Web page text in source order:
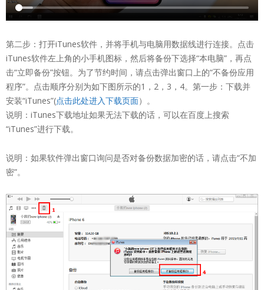
第二步：打开iTunes软件，并将手机与电脑用数据线进行连接。点击
iTunes软件左上角的小手机图标，然后将备份下选择“本电脑”，再点
击“立即备份”按钮。为了节约时间，请点击弹出窗口上的“不备份应用
程序”。点击顺序分别为如下图所示的1，2，3，4。第一步：下载并
安装“iTunes”(点击此处进入下载页面）。
说明：iTunes下载地址如果无法下载的话，可以在百度上搜索
“iTunes”进行下载。
说明：如果软件弹出窗口询问是否对备份数据加密的话，请点击“不加
密”。